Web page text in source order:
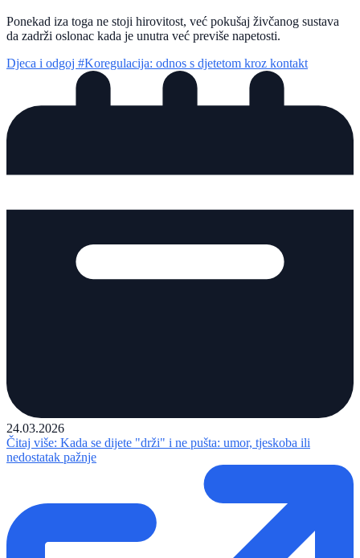
Ponekad iza toga ne stoji hirovitost, već pokušaj živčanog sustava
da zadrži oslonac kada je unutra već previše napetosti.
Djeca i odgoj #Koregulacija: odnos s djetetom kroz kontakt
24.03.2026
Čitaj više: Kada se dijete "drži" i ne pušta: umor, tjeskoba ili
nedostatak pažnje